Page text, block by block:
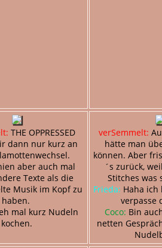
THE OPPRESSED
dann nur kurz an
aber auch mal
Texte als die
Musik im Kopf zu
haben.
mal kurz Nudeln
kochen.
verSemmelt:
hätte man
können. Aber
´s zurück,
Stitches was
Frieda: Haha ich
verpasse
Coco: Bin
netten